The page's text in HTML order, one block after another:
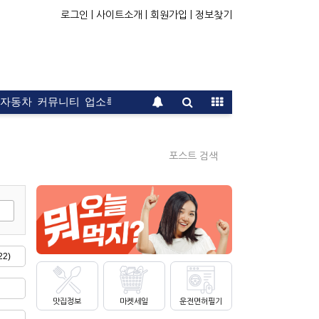
로그인 | 사이트소개 | 회원가입 | 정보찾기
자동차 커뮤니티 업소록 운전면허 문의 광고
포스트 검색
맛집정보 마켓세일 운전면허필기